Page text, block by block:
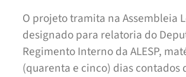
O projeto tramita na Assembleia
designado para relatoria do
Regimento Interno da ALESP,
(quarenta e cinco) dias